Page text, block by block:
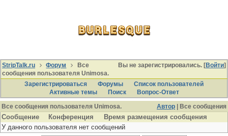
Вы не зарегистрировались. [Войти]
StripTalk.ru Форум
Все
сообщения пользователя Unimosa.
Зарегистрироваться
Форумы
Список пользователей
Активные темы
Поиcк
Вопрос-Ответ
Автор | Все сообщения
Все сообщения пользователя Unimosa.
Сообщение Конференция
Время размещения сообщения
У данного пользователя нет сообщений